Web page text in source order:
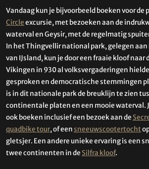
Vandaag kun je bijvoorbeeld boeken voor de
Circleexcursie, met bezoeken aan de
waterval en Geysir, met de regelmatig
In het Thingvellir national park, gelegen
van IJsland, kun je door een fraaie kloof naar
Vikingen in 930 al volksvergaderingen
gesproken en democratische stemmingen
is in dit nationale park de breuklijn te zien
continentale platen en een mooie waterval.
ook boeken inclusief een bezoek aan de
quadbike tour, of eensneeuwscootertocht
gletsjer. Een andere unieke ervaring is een
twee continenten in de Silfra kloof.